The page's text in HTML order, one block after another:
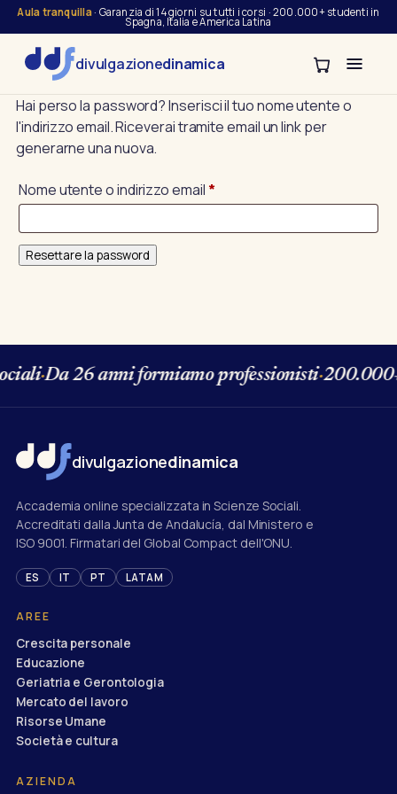
Aula tranquilla· Garanzia di 14 giorni su tutti i corsi · 200.000+ studenti in
Spagna, Italia e America Latina
divulgazionedinamica
Hai perso la password? Inserisci il tuo nome utente o
l'indirizzo email. Riceverai tramite email un link per
generarne una nuova.
Nome utente o indirizzo email *Richiesto
Resettare la password
·Da 26 anni formiamo professionisti·
divulgazionedinamica
Accademia online specializzata in Scienze Sociali.
Accreditati dalla Junta de Andalucía, dal Ministero e
ISO 9001. Firmatari del Global Compact dell'ONU.
ES IT PT LATAM
AREE
Crescita personale
Educazione
Geriatria e Gerontologia
Mercato del lavoro
Risorse Umane
Società e cultura
AZIENDA